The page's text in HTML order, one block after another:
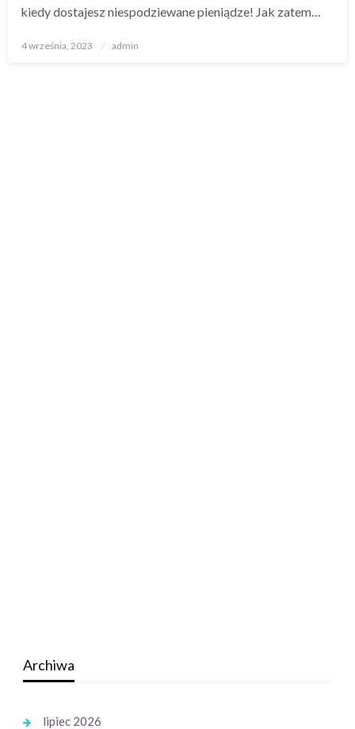
kiedy dostajesz niespodziewane pieniądze! Jak zatem…
Opublikowane
4 września, 2023 admin
Archiwa
lipiec 2026